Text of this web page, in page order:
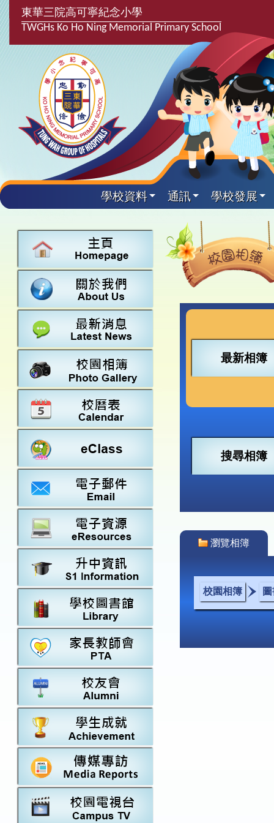
東華三院高可寧紀念小學
TWGHs Ko Ho Ning Memorial Primary School
學校資料 通訊 學校發展
關於
學校資料
校長的話
行政架構
學校設施
學校
最新消息
學校發
計劃,報告及
主要
中文
英文
常識
學生
學生支援組
言語能力提
興趣及
課後興趣班
校隊活動
學生得
25-26得獎
24-25得獎
22-23得獎
20-21得獎
校園
校園相簿
校園電台
學校附
家長教師會
校友會